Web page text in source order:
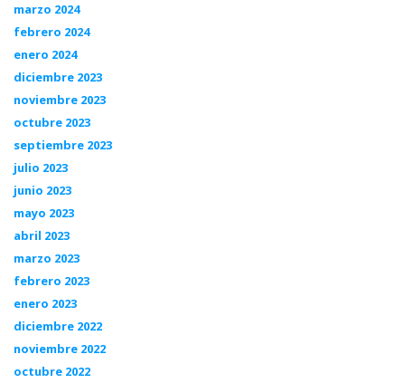
marzo 2024
febrero 2024
enero 2024
diciembre 2023
noviembre 2023
octubre 2023
septiembre 2023
julio 2023
junio 2023
mayo 2023
abril 2023
marzo 2023
febrero 2023
enero 2023
diciembre 2022
noviembre 2022
octubre 2022